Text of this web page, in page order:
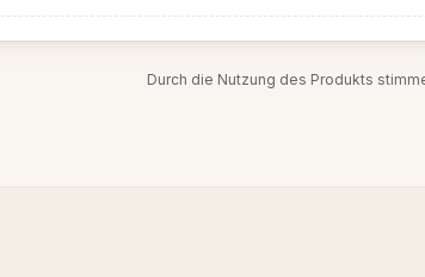
Durch die Nutzung des Produkts